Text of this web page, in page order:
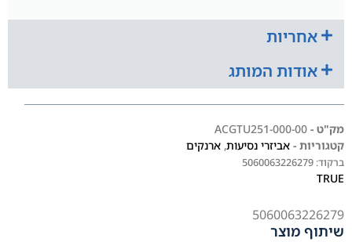
אחריות
אודות המותג
מק"ט - ACGTU251-000-00
קטגוריות - אביזרי נסיעות, ארנקים
ברקוד: 5060063226279
TRUE
5060063226279
שיתוף מוצר